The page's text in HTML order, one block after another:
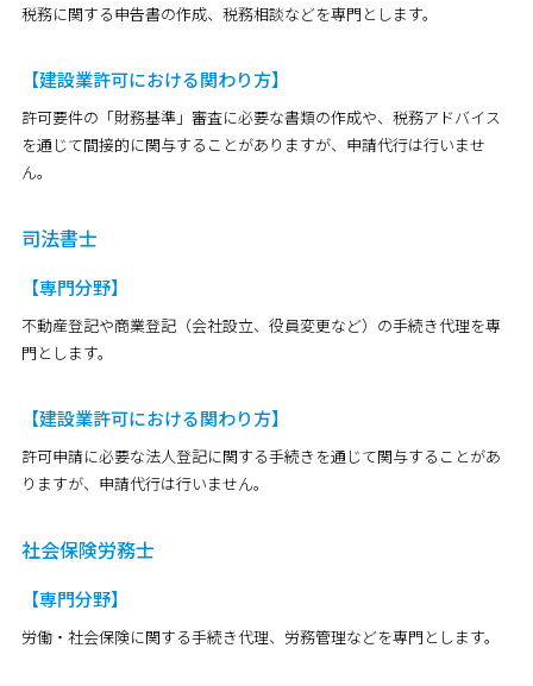
税務に関する申告書の作成、税務相談などを専門とします。
【建設業許可における関わり方】
許可要件の「財務基準」審査に必要な書類の作成や、税務アドバイス
を通じて間接的に関与することがありますが、申請代行は行いませ
ん。
司法書士
【専門分野】
不動産登記や商業登記（会社設立、役員変更など）の手続き代理を専
門とします。
【建設業許可における関わり方】
許可申請に必要な法人登記に関する手続きを通じて関与することがあ
りますが、申請代行は行いません。
社会保険労務士
【専門分野】
労働・社会保険に関する手続き代理、労務管理などを専門とします。